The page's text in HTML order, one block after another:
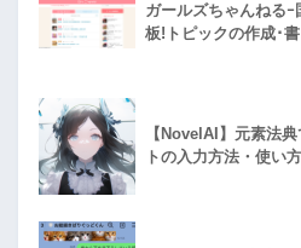
ガールズちゃんねる
板!トピックの作成･
【NovelAI】元素法
トの入力方法・使い方